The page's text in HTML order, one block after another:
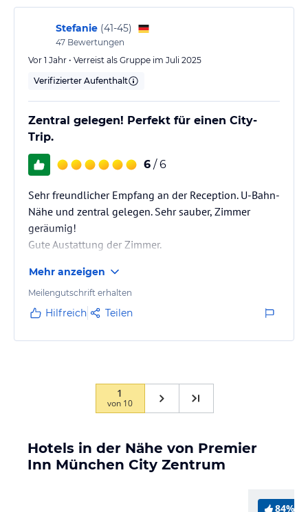
Stefanie (41-45)
47 Bewertungen
Vor 1 Jahr • Verreist als Gruppe im Juli 2025
Verifizierter Aufenthalt
Zentral gelegen! Perfekt für einen City-
Trip.
6 / 6
Sehr freundlicher Empfang an der Reception. U-Bahn-
Nähe und zentral gelegen. Sehr sauber, Zimmer
geräumig!
Gute Austattung der Zimmer.
Mehr anzeigen
Meilengutschrift erhalten
Hilfreich Teilen
1
von 10
Hotels in der Nähe von Premier
Inn München City Zentrum
84%